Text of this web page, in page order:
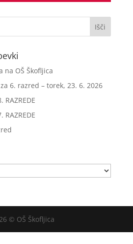
na OŠ Škofljica
za 6. razred – torek, 23. 6. 2026
RAZREDE
RAZREDE
© OŠ Škofljica